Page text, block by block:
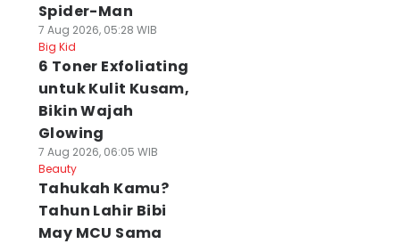
Spider-Man
7 Aug 2026, 05:28 WIB
Big Kid
6 Toner Exfoliating
untuk Kulit Kusam,
Bikin Wajah
Glowing
7 Aug 2026, 06:05 WIB
Beauty
Tahukah Kamu?
Tahun Lahir Bibi
May MCU Sama